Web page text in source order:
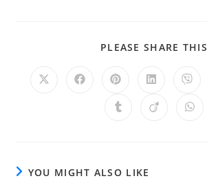
PLEASE SHARE THIS
YOU MIGHT ALSO LIKE